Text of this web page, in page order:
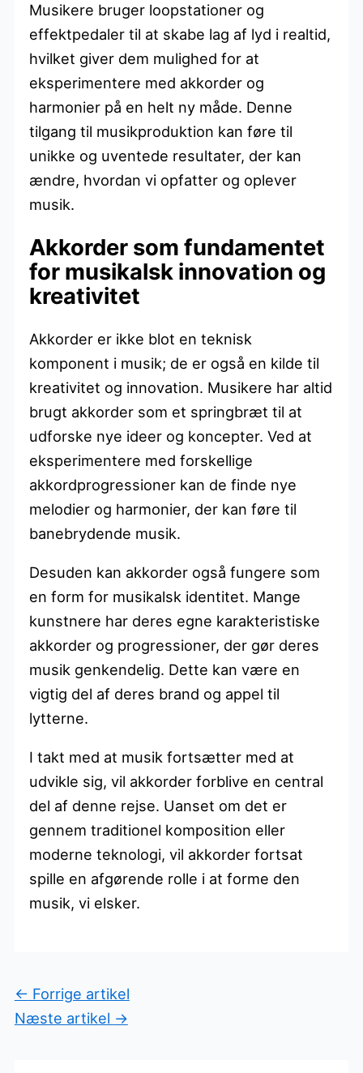
Musikere bruger loopstationer og
effektpedaler til at skabe lag af lyd i realtid,
hvilket giver dem mulighed for at
eksperimentere med akkorder og
harmonier på en helt ny måde. Denne
tilgang til musikproduktion kan føre til
unikke og uventede resultater, der kan
ændre, hvordan vi opfatter og oplever
musik.
Akkorder som fundamentet
for musikalsk innovation og
kreativitet
Akkorder er ikke blot en teknisk
komponent i musik; de er også en kilde til
kreativitet og innovation. Musikere har altid
brugt akkorder som et springbræt til at
udforske nye ideer og koncepter. Ved at
eksperimentere med forskellige
akkordprogressioner kan de finde nye
melodier og harmonier, der kan føre til
banebrydende musik.
Desuden kan akkorder også fungere som
en form for musikalsk identitet. Mange
kunstnere har deres egne karakteristiske
akkorder og progressioner, der gør deres
musik genkendelig. Dette kan være en
vigtig del af deres brand og appel til
lytterne.
I takt med at musik fortsætter med at
udvikle sig, vil akkorder forblive en central
del af denne rejse. Uanset om det er
gennem traditionel komposition eller
moderne teknologi, vil akkorder fortsat
spille en afgørende rolle i at forme den
musik, vi elsker.
← Forrige artikel
Næste artikel →